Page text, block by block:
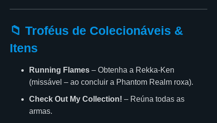
📁 Troféus de Colecionáveis &
Itens
Running Flames – Obtenha a Rekka-Ken
(missável – ao concluir a Phantom Realm roxa).
Check Out My Collection! – Reúna todas as
armas.